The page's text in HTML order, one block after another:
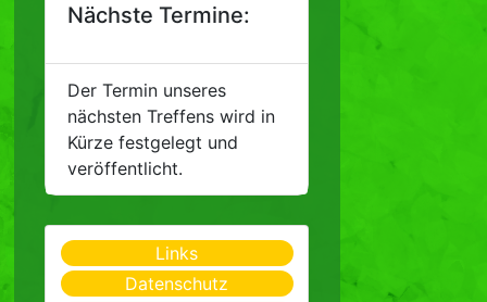
Nächste Termine:
Der Termin unseres
nächsten Treffens wird in
Kürze festgelegt und
veröffentlicht.
Links
Datenschutz